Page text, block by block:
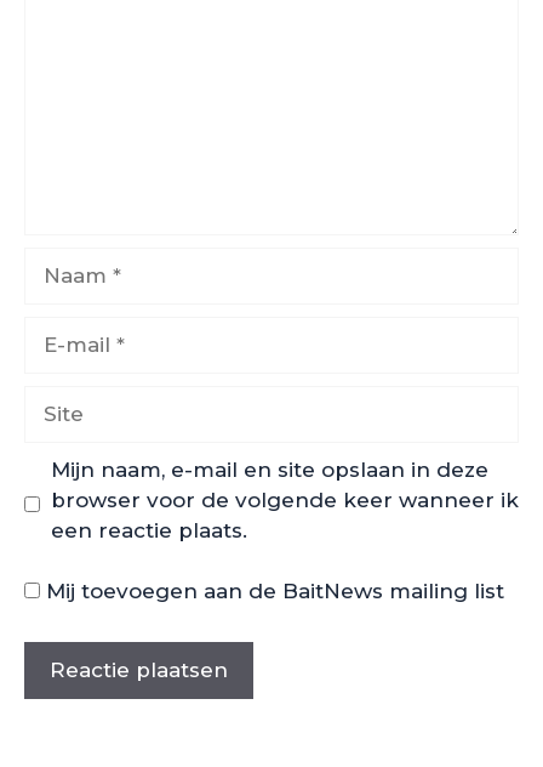
mail
Mijn naam, e-mail en site opslaan in deze
browser voor de volgende keer wanneer ik
een reactie plaats.
Mij toevoegen aan de BaitNews mailing list